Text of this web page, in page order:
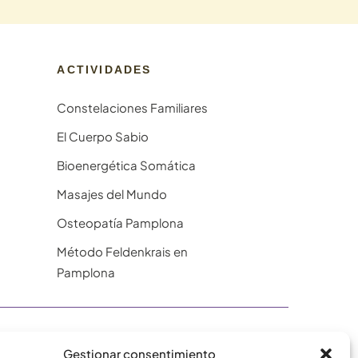
Gestionar consentimiento
ACTIVIDADES
Constelaciones Familiares
El Cuerpo Sabio
Bioenergética Somática
Masajes del Mundo
Osteopatía Pamplona
Método Feldenkrais en
Pamplona